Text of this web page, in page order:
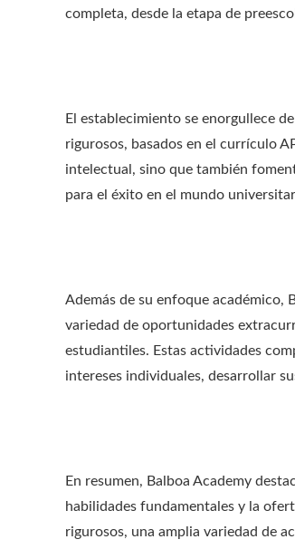
completa, desde la etapa de
El establecimiento se enorgullece
rigurosos, basados en el currículo
intelectual, sino que también
para el éxito en el mundo
Además de su enfoque académico,
variedad de oportunidades
estudiantiles. Estas actividades
intereses individuales, desarrollar
En resumen, Balboa Academy
habilidades fundamentales y la
rigurosos, una amplia variedad de